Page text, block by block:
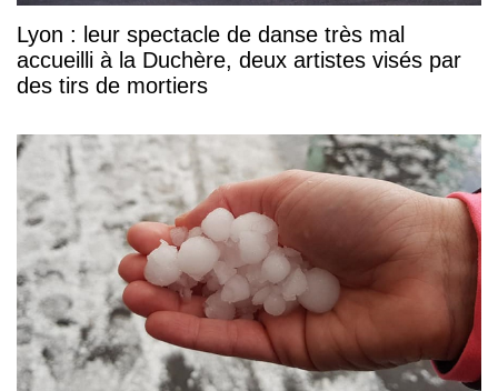
Lyon : leur spectacle de danse très mal
accueilli à la Duchère, deux artistes visés par
des tirs de mortiers